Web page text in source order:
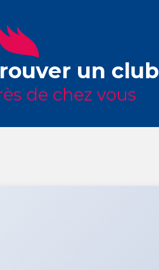
un club
de chez vous